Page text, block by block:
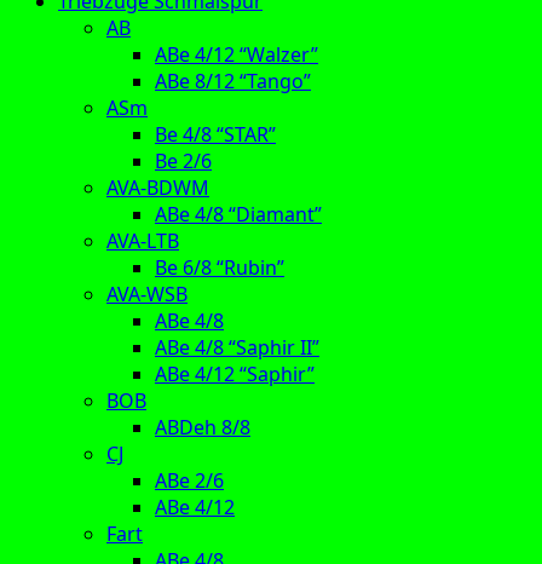
AB
ABe 4/12 “Walzer”
ABe 8/12 “Tango”
ASm
Be 4/8 “STAR”
Be 2/6
AVA-BDWM
ABe 4/8 “Diamant”
AVA-LTB
Be 6/8 “Rubin”
AVA-WSB
ABe 4/8
ABe 4/8 “Saphir II”
ABe 4/12 “Saphir”
BOB
ABDeh 8/8
CJ
ABe 2/6
ABe 4/12
Fart